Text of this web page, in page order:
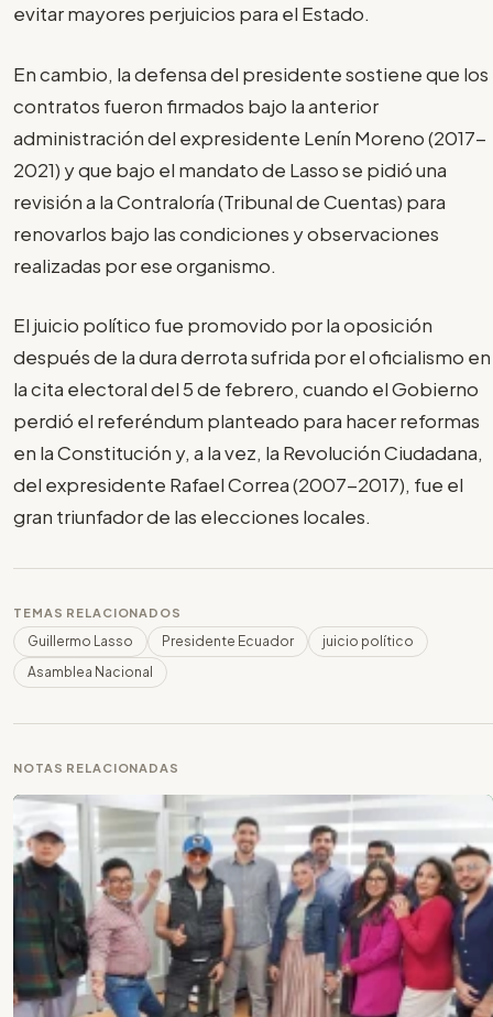
evitar mayores perjuicios para el Estado.
En cambio, la defensa del presidente sostiene que los
contratos fueron firmados bajo la anterior
administración del expresidente Lenín Moreno (2017-
2021) y que bajo el mandato de Lasso se pidió una
revisión a la Contraloría (Tribunal de Cuentas) para
renovarlos bajo las condiciones y observaciones
realizadas por ese organismo.
El juicio político fue promovido por la oposición
después de la dura derrota sufrida por el oficialismo en
la cita electoral del 5 de febrero, cuando el Gobierno
perdió el referéndum planteado para hacer reformas
en la Constitución y, a la vez, la Revolución Ciudadana,
del expresidente Rafael Correa (2007-2017), fue el
gran triunfador de las elecciones locales.
TEMAS RELACIONADOS
Guillermo Lasso Presidente Ecuador
juicio político
Asamblea Nacional
NOTAS RELACIONADAS